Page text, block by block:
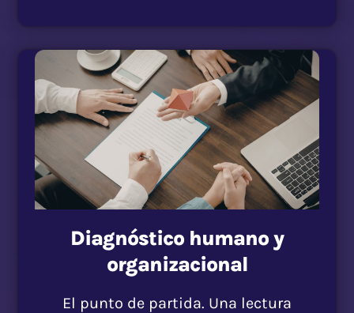
Diagnóstico humano y
organizacional
El punto de partida. Una lectura